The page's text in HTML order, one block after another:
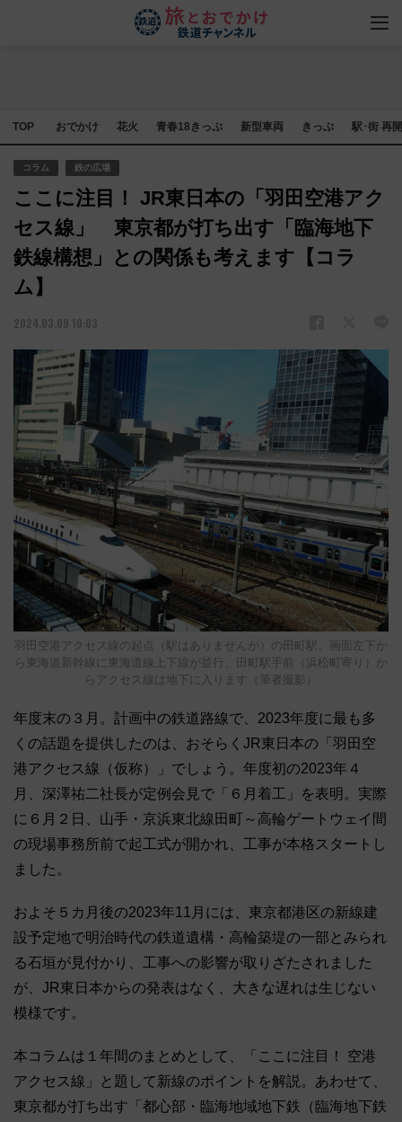
TOP おでかけ 花火 青春18きっぷ 新型車両 きっぷ 駅･街 再
コラム 鉄の広場
ここに注目！ JR東日本の「羽田空港アク
セス線」 東京都が打ち出す「臨海地下
鉄線構想」との関係も考えます【コラ
ム】
2024.03.09 10:03
羽田空港アクセス線の起点（駅はありませんが）の田町駅。画面左下か
ら東海道新幹線に東海道線上下線が並行、田町駅手前（浜松町寄り）か
らアクセス線は地下に入ります（筆者撮影）
年度末の３月。計画中の鉄道路線で、2023年度に最も多
くの話題を提供したのは、おそらくJR東日本の「羽田空
港アクセス線（仮称）」でしょう。年度初の2023年４
月、深澤祐二社長が定例会見で「６月着工」を表明。実際
に６月２日、山手・京浜東北線田町～高輪ゲートウェイ間
の現場事務所前で起工式が開かれ、工事が本格スタートし
ました。
およそ５カ月後の2023年11月には、東京都港区の新線建
設予定地で明治時代の鉄道遺構・高輪築堤の一部とみられ
る石垣が見付かり、工事への影響が取りざたされました
が、JR東日本からの発表はなく、大きな遅れは生じない
模様です。
本コラムは１年間のまとめとして、「ここに注目！ 空港
アクセス線」と題して新線のポイントを解説。あわせて、
東京都が打ち出す「都心部・臨海地域地下鉄（臨海地下鉄